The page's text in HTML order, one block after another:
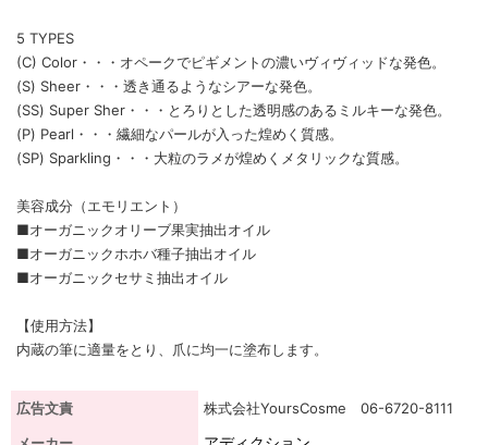
5 TYPES
(C) Color・・・オペークでピギメントの濃いヴィヴィッドな発色。
(S) Sheer・・・透き通るようなシアーな発色。
(SS) Super Sher・・・とろりとした透明感のあるミルキーな発色。
(P) Pearl・・・繊細なパールが入った煌めく質感。
(SP) Sparkling・・・大粒のラメが煌めくメタリックな質感。
美容成分（エモリエント）
■オーガニックオリーブ果実抽出オイル
■オーガニックホホバ種子抽出オイル
■オーガニックセサミ抽出オイル
【使用方法】
内蔵の筆に適量をとり、爪に均一に塗布します。
広告文責
株式会社YoursCosme 06-6720-8111